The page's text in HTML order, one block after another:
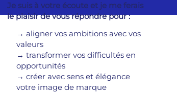
Je suis à votre écoute et je me ferais
le plaisir de vous répondre pour :
→ aligner vos ambitions avec vos
valeurs
→ transformer vos difficultés en
opportunités
→ créer avec sens et élégance
votre image de marque